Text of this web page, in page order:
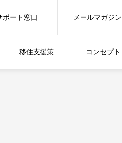
移住支援策 コンセプト
ポート窓口 メールマガジン